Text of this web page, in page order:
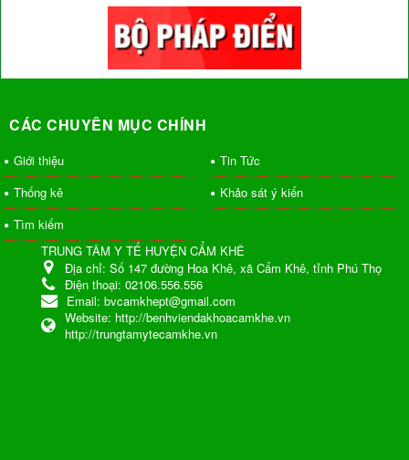
CÁC CHUYÊN MỤC CHÍNH
Giới thiệu
Tin Tức
Thống kê
Khảo sát ý kiến
Tìm kiếm
TRUNG TÂM Y TẾ HUYỆN CẨM KHÊ
Địa chỉ: Số 147 đường Hoa Khê, xã Cẩm Khê, tỉnh Phú Thọ
Điện thoại: 02106.556.556
Email: bvcamkhept@gmail.com
Website: http://benhviendakhoacamkhe.vn
http://trungtamytecamkhe.vn